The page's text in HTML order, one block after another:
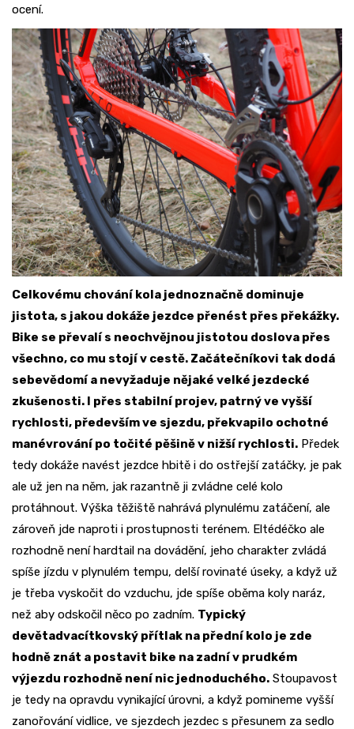
ocení.
Celkovému chování kola jednoznačně dominuje
jistota, s jakou dokáže jezdce přenést přes překážky.
Bike se převalí s neochvějnou jistotou doslova přes
všechno, co mu stojí v cestě. Začátečníkovi tak dodá
sebevědomí a nevyžaduje nějaké velké jezdecké
zkušenosti. I přes stabilní projev, patrný ve vyšší
rychlosti, především ve sjezdu, překvapilo ochotné
manévrování po točité pěšině v nižší rychlosti. Předek
tedy dokáže navést jezdce hbitě i do ostřejší zatáčky, je pak
ale už jen na něm, jak razantně ji zvládne celé kolo
protáhnout. Výška těžiště nahrává plynulému zatáčení, ale
zároveň jde naproti i prostupnosti terénem. Eltédéčko ale
rozhodně není hardtail na dovádění, jeho charakter zvládá
spíše jízdu v plynulém tempu, delší rovinaté úseky, a když už
je třeba vyskočit do vzduchu, jde spíše oběma koly naráz,
než aby odskočil něco po zadním. Typický
devětadvacítkovský přítlak na přední kolo je zde
hodně znát a postavit bike na zadní v prudkém
výjezdu rozhodně není nic jednoduchého. Stoupavost
je tedy na opravdu vynikající úrovni, a když pomineme vyšší
zanořování vidlice, ve sjezdech jezdec s přesunem za sedlo